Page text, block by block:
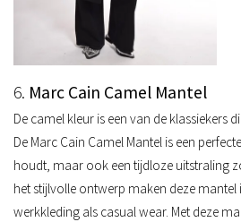
6. Marc Cain Camel Mantel
De camel kleur is een van de klassiekers
De Marc Cain Camel Mantel is een
houdt, maar ook een tijdloze uitstraling
het stijlvolle ontwerp maken deze
werkkleding als casual wear. Met deze